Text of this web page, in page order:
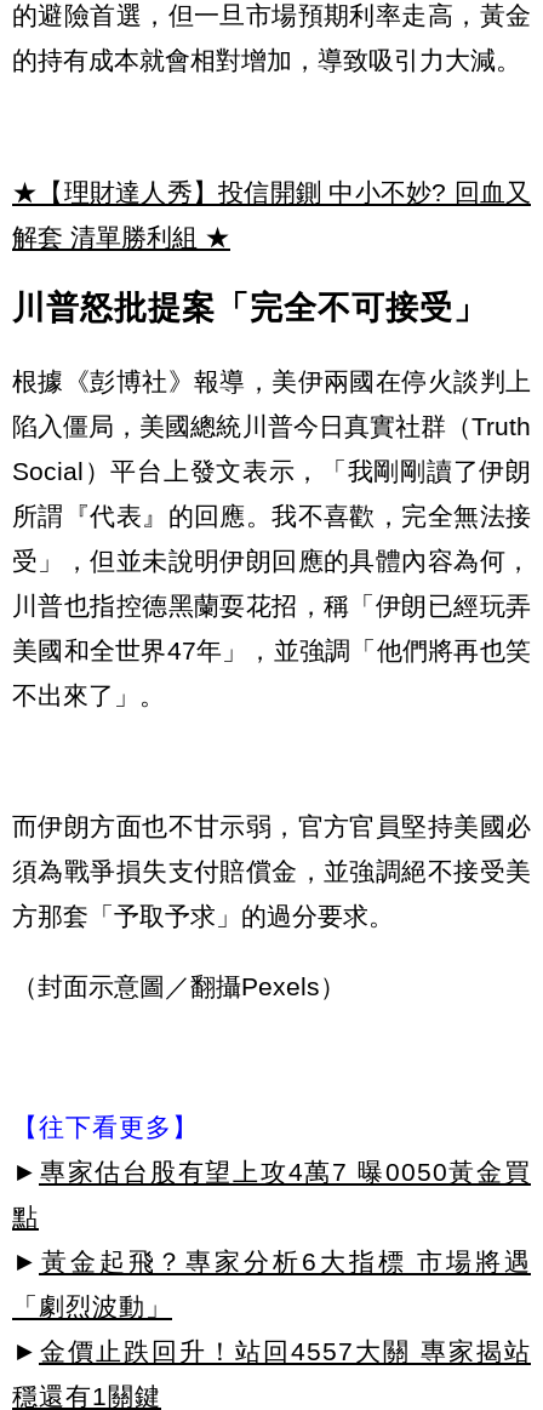
的避險首選，但一旦市場預期利率走高，黃金
的持有成本就會相對增加，導致吸引力大減。
★【理財達人秀】投信開鍘 中小不妙? 回血又
解套 清單勝利組 ★
川普怒批提案「完全不可接受」
根據《彭博社》報導，美伊兩國在停火談判上
陷入僵局，美國總統川普今日真實社群（Truth
Social）平台上發文表示，「我剛剛讀了伊朗
所謂『代表』的回應。我不喜歡，完全無法接
受」，但並未說明伊朗回應的具體內容為何，
川普也指控德黑蘭耍花招，稱「伊朗已經玩弄
美國和全世界47年」，並強調「他們將再也笑
不出來了」。
而伊朗方面也不甘示弱，官方官員堅持美國必
須為戰爭損失支付賠償金，並強調絕不接受美
方那套「予取予求」的過分要求。
（封面示意圖／翻攝Pexels）
【往下看更多】
► 專家估台股有望上攻4萬7 曝0050黃金買
點
► 黃金起飛？專家分析6大指標 市場將遇
「劇烈波動」
► 金價止跌回升！站回4557大關 專家揭站
穩還有1關鍵